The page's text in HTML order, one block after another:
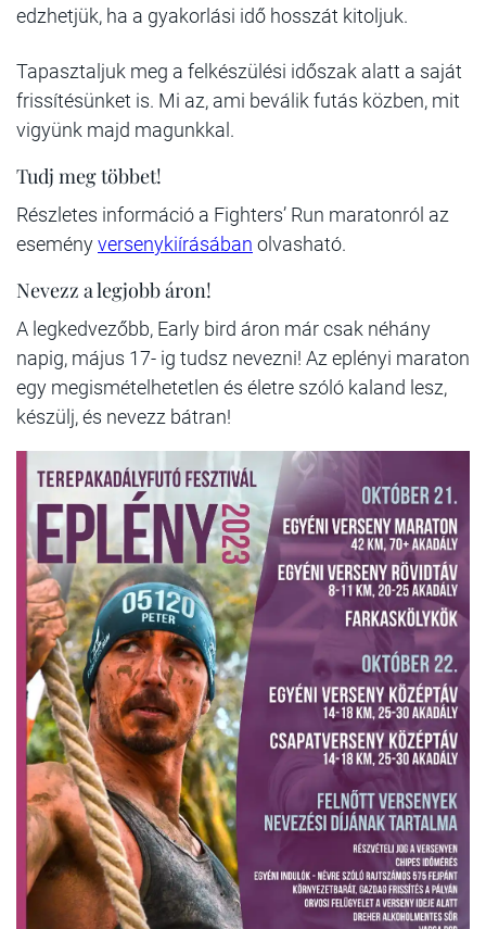
edzhetjük, ha a gyakorlási idő hosszát kitoljuk.
Tapasztaljuk meg a felkészülési időszak alatt a saját
frissítésünket is. Mi az, ami beválik futás közben, mit
vigyünk majd magunkkal.
Tudj meg többet!
Részletes információ a Fighters’ Run maratonról az
eseményversenykiírásában olvasható.
Nevezz a legjobb áron!
A legkedvezőbb, Early bird áron már csak néhány
napig, május 17- ig tudsz nevezni! Az eplényi maraton
egy megismételhetetlen és életre szóló kaland lesz,
készülj, és nevezz bátran!